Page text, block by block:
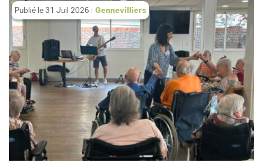
Publié le 31 Juil 2026 Gennevilliers